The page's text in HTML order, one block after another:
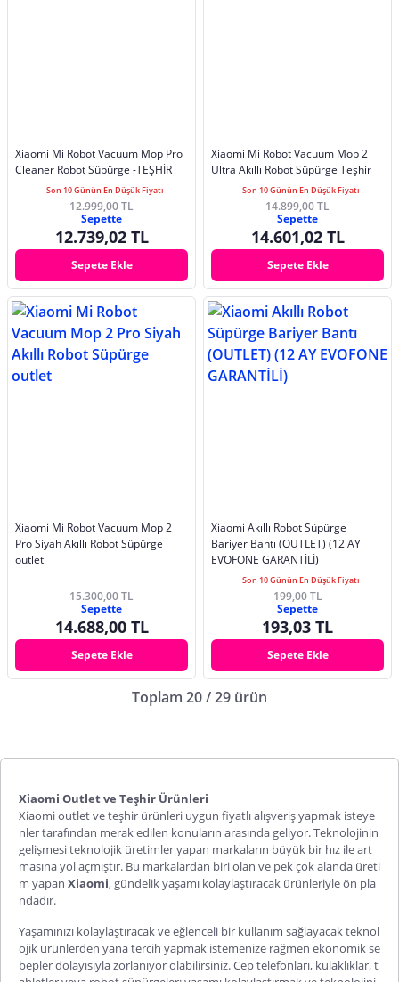
Xiaomi Mi Robot Vacuum Mop Pro
Cleaner Robot Süpürge -TEŞHİR
Son 10 Günün En Düşük Fiyatı
12.999,00 TL
Sepette
12.739,02 TL
Sepete Ekle
Xiaomi Mi Robot Vacuum Mop 2
Ultra Akıllı Robot Süpürge Teşhir
Son 10 Günün En Düşük Fiyatı
14.899,00 TL
Sepette
14.601,02 TL
Sepete Ekle
Xiaomi Mi Robot Vacuum Mop 2
Pro Siyah Akıllı Robot Süpürge
outlet
15.300,00 TL
Sepette
14.688,00 TL
Sepete Ekle
Xiaomi Akıllı Robot Süpürge
Bariyer Bantı (OUTLET) (12 AY
EVOFONE GARANTİLİ)
Son 10 Günün En Düşük Fiyatı
199,00 TL
Sepette
193,03 TL
Sepete Ekle
Toplam 20 / 29 ürün
Xiaomi Outlet ve Teşhir Ürünleri
Xiaomi outlet ve teşhir ürünleri uygun fiyatlı alışveriş yapmak isteye
nler tarafından merak edilen konuların arasında geliyor. Teknolojinin
gelişmesi teknolojik üretimler yapan markaların büyük bir hız ile art
masına yol açmıştır. Bu markalardan biri olan ve pek çok alanda üreti
m yapan Xiaomi, gündelik yaşamı kolaylaştıracak ürünleriyle ön pla
ndadır.
Yaşamınızı kolaylaştıracak ve eğlenceli bir kullanım sağlayacak teknol
ojik ürünlerden yana tercih yapmak istemenize rağmen ekonomik se
bepler dolayısıyla zorlanıyor olabilirsiniz. Cep telefonları, kulaklıklar, t